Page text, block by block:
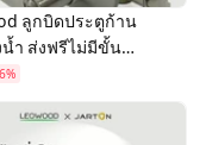
ลูกบิดประตูก้าน
ำ ส่งฟรีไม่มีขั้น
ด ประตู อุปกรณ์